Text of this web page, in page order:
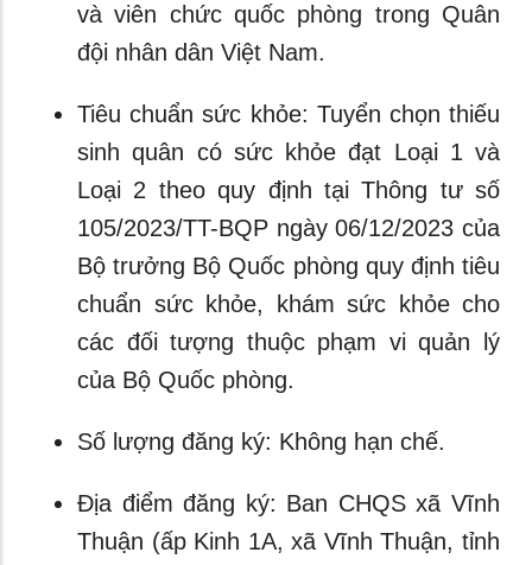
và viên chức quốc phòng trong Quân
đội nhân dân Việt Nam.
Tiêu chuẩn sức khỏe: Tuyển chọn thiếu
sinh quân có sức khỏe đạt Loại 1 và
Loại 2 theo quy định tại Thông tư số
105/2023/TT-BQP ngày 06/12/2023 của
Bộ trưởng Bộ Quốc phòng quy định tiêu
chuẩn sức khỏe, khám sức khỏe cho
các đối tượng thuộc phạm vi quản lý
của Bộ Quốc phòng.
Số lượng đăng ký: Không hạn chế.
Địa điểm đăng ký: Ban CHQS xã Vĩnh
Thuận (ấp Kinh 1A, xã Vĩnh Thuận, tỉnh